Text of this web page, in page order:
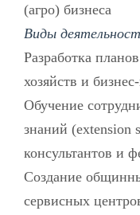
(агро) бизнеса
Виды
Разработка
хозяйств и
Обучение
знаний (extension
консультантов и
Создание
сервисных